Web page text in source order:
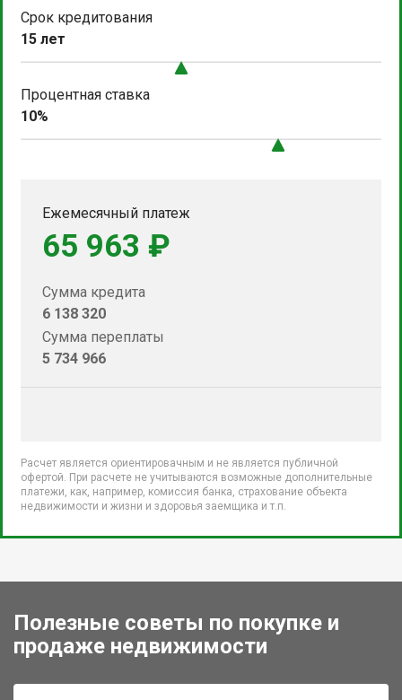
Срок кредитования
15 лет
Процентная ставка
10%
Ежемесячный платеж
65 963 ₽
Сумма кредита
6 138 320
Сумма переплаты
5 734 966
Расчет является ориентировачным и не является публичной
офертой. При расчете не учитываются возможные дополнительные
платежи, как, например, комиссия банка, страхование объекта
недвижимости и жизни и здоровья заемщика и т.п.
Полезные советы по покупке и
продаже недвижимости